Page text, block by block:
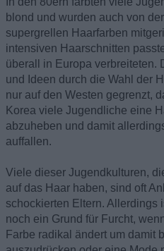
blond und wurden auch von
supergrellen Haarfarben
intensiven Haarschnitten
überall in Europa verbreiteten.
und Ideen durch die Wahl der
nur auf den Westen gegrenzt,
Korea viele Jugendliche eine
abzuheben und damit
auffallen.
Viele dieser Jugendkulturen,
auf das Haar haben, sind oft
schockierten Eltern. Allerdings
noch ein Grund für Furcht,
Farbe radikal ändert um damit